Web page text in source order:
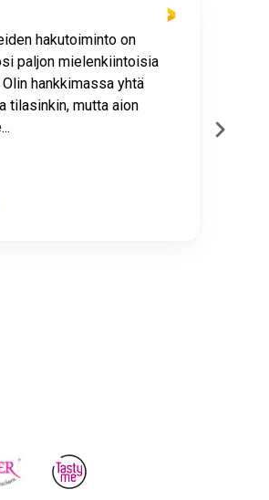
hakutoiminto on
paljon mielenkiintoisia
hankkimassa yhtä
tilasinkin, mutta aion